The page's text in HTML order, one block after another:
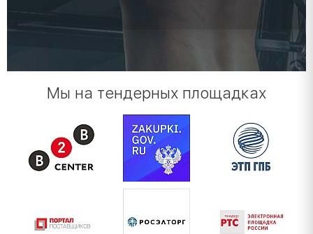
Мы на тендерных площадках